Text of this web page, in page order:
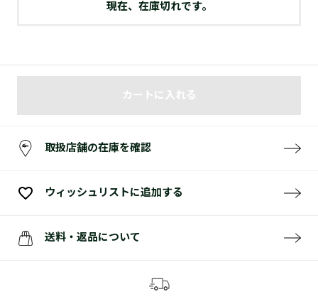
現在、在庫切れです。
カートに入れる
取扱店舗の在庫を確認
ウィッシュリストに追加する
送料・返品について